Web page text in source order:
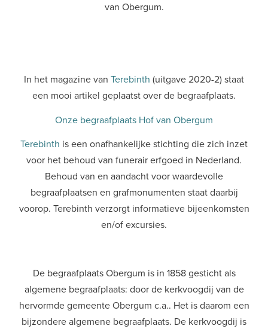
van Obergum.
In het magazine van Terebinth (uitgave 2020-2) staat
een mooi artikel geplaatst over de begraafplaats.
Onze begraafplaats Hof van Obergum
Terebinth is een onafhankelijke stichting die zich inzet
voor het behoud van funerair erfgoed in Nederland.
Behoud van en aandacht voor waardevolle
begraafplaatsen en grafmonumenten staat daarbij
voorop. Terebinth verzorgt informatieve bijeenkomsten
en/of excursies.
De begraafplaats Obergum is in 1858 gesticht als
algemene begraafplaats: door de kerkvoogdij van de
hervormde gemeente Obergum c.a.. Het is daarom een
bijzondere algemene begraafplaats. De kerkvoogdij is